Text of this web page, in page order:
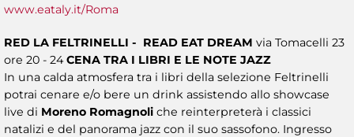
www.eataly.it/Roma
RED LA FELTRINELLI - READ EAT DREAM via Tomacelli 23
ore 20 - 24CENA TRA I LIBRI E LE NOTE JAZZ
In una calda atmosfera tra i libri della selezione Feltrinelli
potrai cenare e/o bere un drink assistendo allo showcase
live di Moreno Romagnoli che reinterpreterà i classici
natalizi e del panorama jazz con il suo sassofono. Ingresso